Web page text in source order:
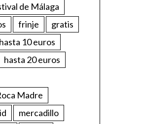
de Málaga
frinje
gratis
hasta 10 euros
hasta 20 euros
Madre
mercadillo